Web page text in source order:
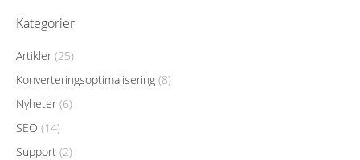
Kategorier
Artikler (25)
Konverteringsoptimalisering (8)
Nyheter (6)
SEO (14)
Support (2)